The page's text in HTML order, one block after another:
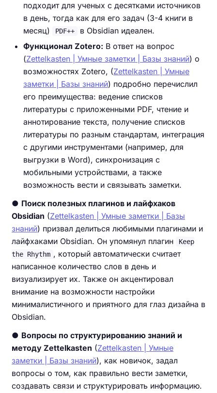
подходит для ученых с десятками источников
в день, тогда как для его задач (3-4 книги в
месяц)
PDF++
в Obsidian идеален.
Функционал Zotero: В ответ на вопрос
(Zettelkasten | Умные заметки | Базы знаний) о
возможностях Zotero, (Zettelkasten | Умные
заметки | Базы знаний) подробно перечислил
его преимущества: ведение списков
литературы с приложенными PDF, чтение и
аннотирование текста, получение списков
литературы по разным стандартам, интеграция
с другими инструментами (например, для
выгрузки в Word), синхронизация с
мобильными устройствами, а также
возможность вести и связывать заметки.
● Поиск полезных плагинов и лайфхаков
Obsidian (Zettelkasten | Умные заметки | Базы
знаний) призвал делиться любимыми плагинами и
лайфхаками Obsidian. Он упомянул плагин
Keep
the Rhythm , который автоматически считает
написанное количество слов в день и
визуализирует их. Также он акцентировал
внимание на возможности настройки
минималистичного и приятного для глаз дизайна в
Obsidian.
● Вопросы по структурированию знаний и
методу Zettelkasten (Zettelkasten | Умные
заметки | Базы знаний), как новичок, задал
вопросы о том, как правильно вести заметки,
создавать связи и структурировать информацию.